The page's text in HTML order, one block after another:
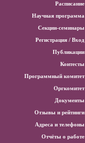
Расписание
Научная программа
Секции-семинары
Регистрация / Вход
Публикации
Контесты
Программный комитет
Оргкомитет
Документы
Отзывы и рейтинги
Адреса и телефоны
Отчёты о работе